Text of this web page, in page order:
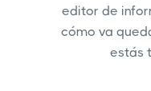
editor de
cómo va
estás